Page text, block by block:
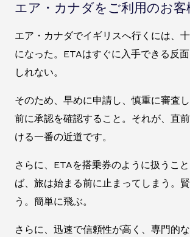
エア・カナダをご利用のお客
エア・カナダでイギリスへ行くには、
になった。ETAはすぐに入手できる反
しれない。
そのため、早めに申請し、慎重に審査
前に承認を確認すること。それが、直
ける一番の近道です。
さらに、ETAを搭乗券のように扱うこ
ば、旅は始まる前に止まってしまう。
う。簡単に飛ぶ。
さらに、迅速で信頼性が高く、専門的